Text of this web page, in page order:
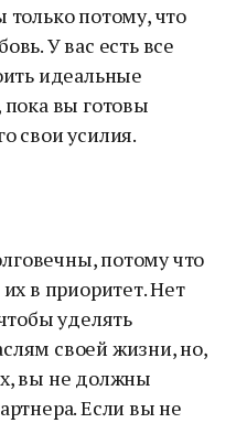
только потому, что
У вас есть все
идеальные
вы готовы
свои усилия.
потому что
в приоритет. Нет
уделять
своей жизни, но,
вы не должны
Если вы не